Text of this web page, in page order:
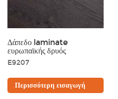
Δάπεδο laminate
ευρωπαϊκής δρυός
E9207
Περισσότερη εισαγωγή